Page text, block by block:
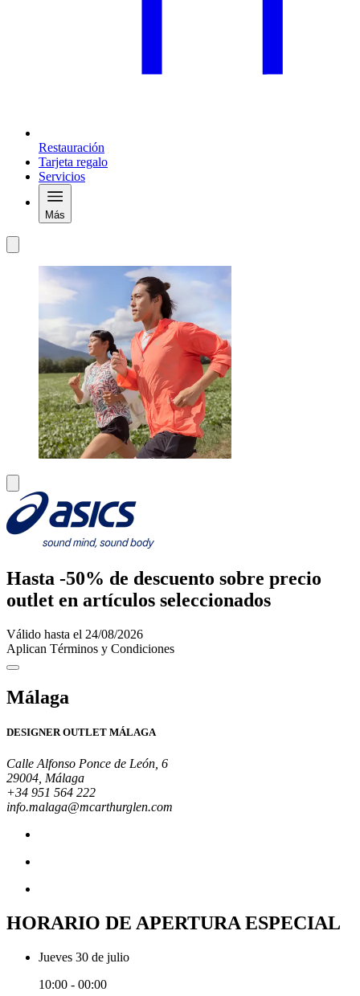
Restauración
Tarjeta regalo
Servicios
Más
Hasta -50% de descuento sobre precio
outlet en artículos seleccionados
Válido hasta el 24/08/2026
Aplican Términos y Condiciones
Málaga
DESIGNER OUTLET MÁLAGA
Calle Alfonso Ponce de León, 6
29004, Málaga
+34 951 564 222
info.malaga@mcarthurglen.com
HORARIO DE APERTURA ESPECIAL
Jueves 30 de julio
10:00 - 00:00